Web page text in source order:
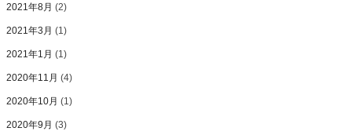
2021年8月 (2)
2021年3月 (1)
2021年1月 (1)
2020年11月 (4)
2020年10月 (1)
2020年9月 (3)